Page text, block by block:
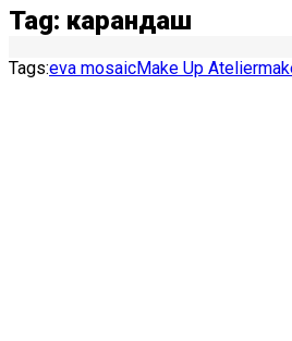
Tag: карандаш
Tags:eva mosaicMake Up Atelier